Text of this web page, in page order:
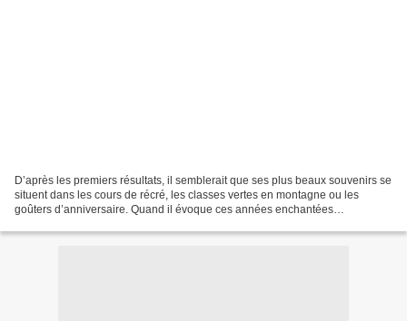
D’après les premiers résultats, il semblerait que ses plus beaux souvenirs se
situent dans les cours de récré, les classes vertes en montagne ou les
goûters d’anniversaire. Quand il évoque ces années enchantées